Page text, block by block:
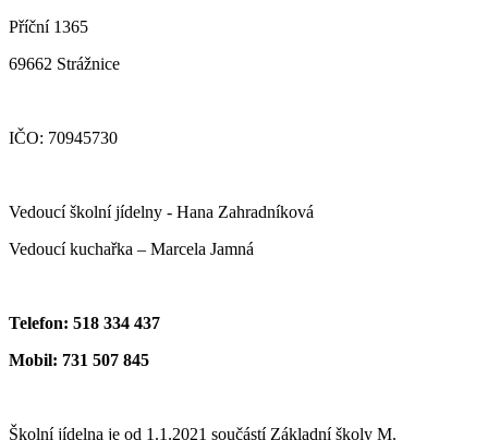
Příční 1365
69662 Strážnice
IČO: 70945730
Vedoucí školní jídelny - Hana Zahradníková
Vedoucí kuchařka – Marcela Jamná
Telefon: 518 334 437
Mobil: 731 507 845
Školní jídelna je od 1.1.2021 součástí Základní školy M.